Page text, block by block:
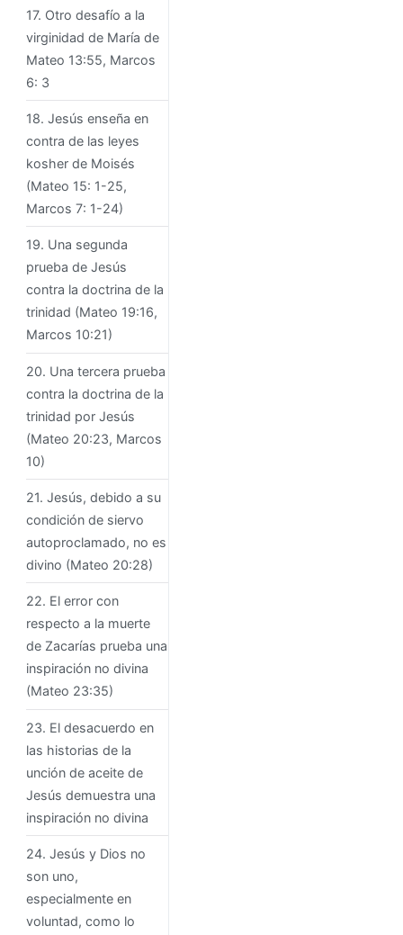
17. Otro desafío a la
virginidad de María de
Mateo 13:55, Marcos
6: 3
18. Jesús enseña en
contra de las leyes
kosher de Moisés
(Mateo 15: 1-25,
Marcos 7: 1-24)
19. Una segunda
prueba de Jesús
contra la doctrina de la
trinidad (Mateo 19:16,
Marcos 10:21)
20. Una tercera prueba
contra la doctrina de la
trinidad por Jesús
(Mateo 20:23, Marcos
10)
21. Jesús, debido a su
condición de siervo
autoproclamado, no es
divino (Mateo 20:28)
22. El error con
respecto a la muerte
de Zacarías prueba una
inspiración no divina
(Mateo 23:35)
23. El desacuerdo en
las historias de la
unción de aceite de
Jesús demuestra una
inspiración no divina
24. Jesús y Dios no
son uno,
especialmente en
voluntad, como lo